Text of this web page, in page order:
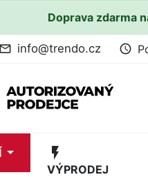
Doprava zdarma
mail_outline info@trendo.cz access_time
flash_on
VÝPRODEJ